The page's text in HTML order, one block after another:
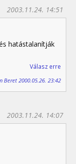
2003.11.24. 14:51
hatástalanítják
Válasz erre
Beret 2000.05.26. 23:42
2003.11.24. 14:07